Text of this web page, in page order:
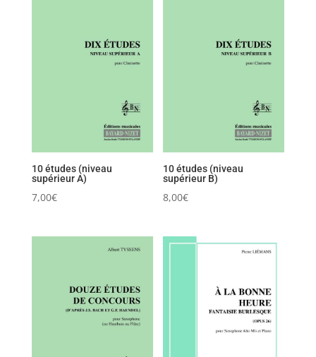
10 études (niveau
supérieur A)
7,00€
10 études (niveau
supérieur B)
8,00€